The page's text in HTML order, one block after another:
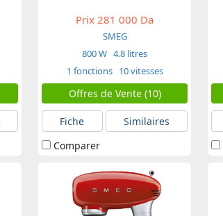
Prix 281 000 Da
SMEG
800 W 4.8 litres
1 fonctions 10 vitesses
Offres de Vente (10)
Fiche
Similaires
Comparer